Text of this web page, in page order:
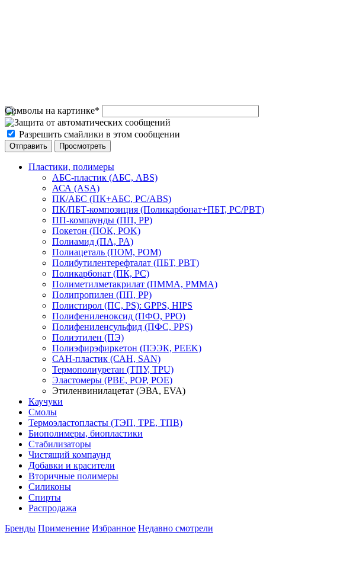
Символы на картинке*
Разрешить смайлики в этом сообщении
Пластики, полимеры
АБС-пластик (АБС, ABS)
АСА (ASA)
ПК/АБС (ПК+АБС, PC/ABS)
ПК/ПБТ-композиция (Поликарбонат+ПБТ, PC/PBT)
ПП-компаунды (ПП, PP)
Покетон (ПОК, POK)
Полиамид (ПА, PA)
Полиацеталь (ПОМ, POM)
Полибутилентерефталат (ПБТ, РВТ)
Поликарбонат (ПК, PC)
Полиметилметакрилат (ПММА, PMMA)
Полипропилен (ПП, PP)
Полистирол (ПС, PS): GPPS, HIPS
Полифениленоксид (ПФО, PPO)
Полифениленсульфид (ПФС, PPS)
Полиэтилен (ПЭ)
Полиэфирэфиркетон (ПЭЭК, PEEK)
САН-пластик (САН, SAN)
Термополиуретан (ТПУ, TPU)
Эластомеры (PBE, POP, POE)
Этиленвинилацетат (ЭВА, EVA)
Каучуки
Смолы
Термоэластопласты (ТЭП, TPE, ТПВ)
Биополимеры, биопластики
Стабилизаторы
Чистящий компаунд
Добавки и красители
Вторичные полимеры
Силиконы
Спирты
Распродажа
Бренды Применение Избранное Недавно смотрели